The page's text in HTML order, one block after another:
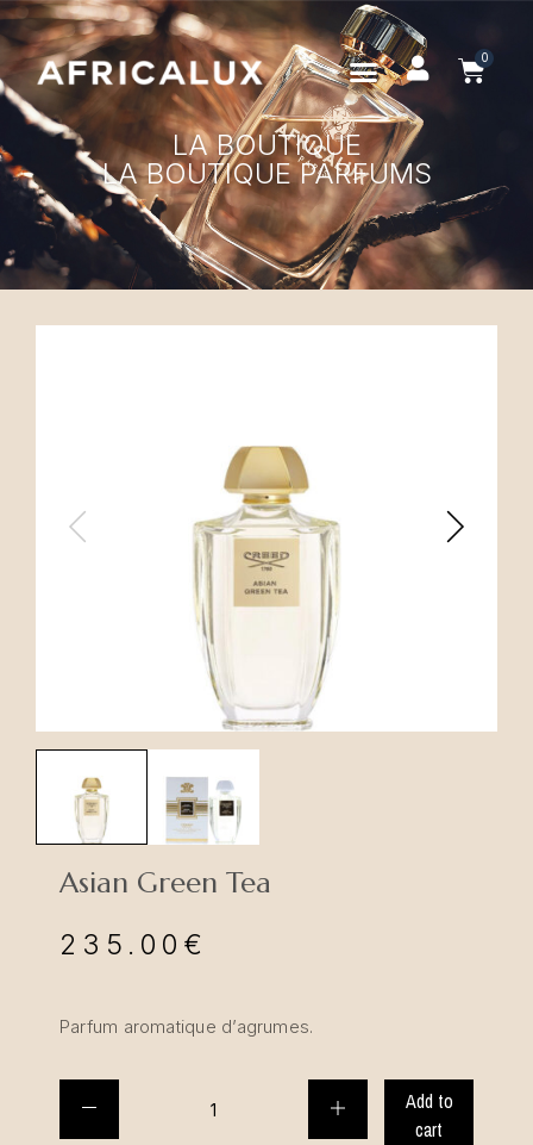
LA BOUTIQUE
LA BOUTIQUE PARFUMS
Asian Green Tea
235.00 €
Parfum aromatique d’agrumes.
Add to
cart